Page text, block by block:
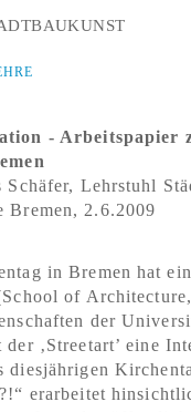
- Arbeitspapier
Lehrstuhl
Bremen, 2.6.2009
in Bremen hat
of Architecture,
der
der ‚Streetart’ eine
diesjährigen
erarbeitet